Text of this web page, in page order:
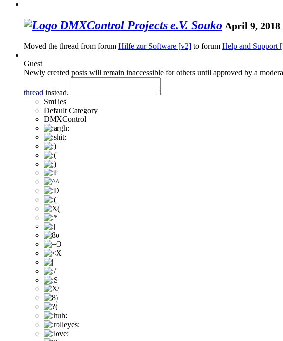
Souko April 9, 2018
Moved the thread from forum Hilfe zur Software [v2] to forum Help and Support
Guest
Newly created posts will remain inaccessible for others until approved by a
thread instead.
Smilies
Default Category
DMXControl